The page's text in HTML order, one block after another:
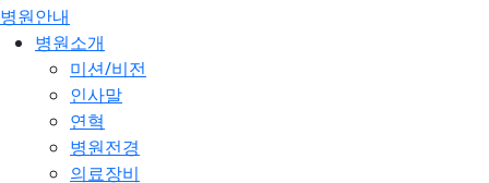
병원안내
병원소개
미션/비전
인사말
연혁
병원전경
의료장비